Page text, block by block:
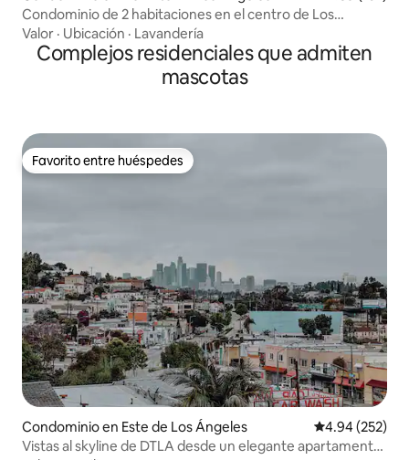
Condominio de 2 habitaciones en el centro de Los
Ángeles con piscina en la azotea y estacionamiento
gratuito
Valor · Ubicación · Lavandería
Complejos residenciales que admiten
mascotas
Favorito entre huéspedes
Favorito entre huéspedes
Condominio en Este de Los Ángeles Calificación
4.94 (252)
Vistas al skyline de DTLA desde un elegante apartamento